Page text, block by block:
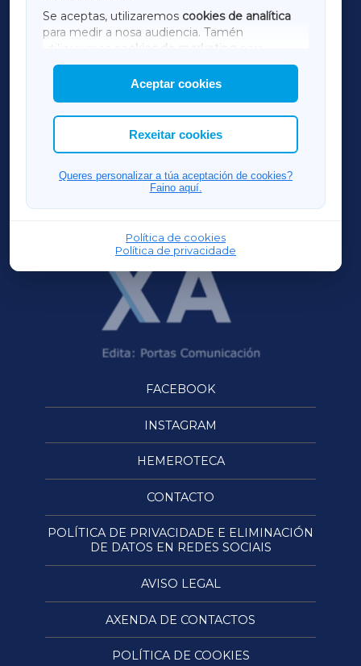
Se aceptas, utilizaremos cookies de analítica
para medir a nosa audiencia. Tamén
utilizaremos
cookies de marketing
mostrar publicidade de terceiros.
Así mesmo, podes personalizar a elección das
cookies que desexas permitir.
Aceptar cookies
Rexeitar cookies
Queres personalizar a túa aceptación de cookies?
Faino aquí.
Política de cookies
Política de privacidade
AMARIÑAXA
RIBEIRASACRAXA
ACORUÑAXA
FERROLXA
OURENSEXA
FACEBOOK
INSTAGRAM
HEMEROTECA
CONTACTO
POLÍTICA DE PRIVACIDADE E ELIMINACIÓN
DE DATOS EN REDES SOCIAIS
AVISO LEGAL
AXENDA DE CONTACTOS
POLÍTICA DE COOKIES